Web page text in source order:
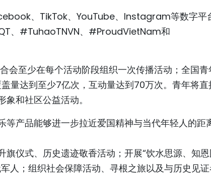
、TikTok、YouTube、Instagram等数字平
、#TuhaoTNVN、#ProudVietNam和
会至少在每个活动阶段组织一次传播活动；全国
量达到至少7亿次，互动量达到70万次。青年将直
和社区公益活动。
产品能够进一步拉近爱国精神与当代年轻人的距
仪式、历史遗迹敬香活动；开展“饮水思源、知
人；组织社会保障活动、寻根之旅以及与历史见